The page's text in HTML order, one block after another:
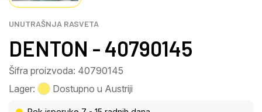
UNUTRAŠNJA RASVETA
DENTON - 40790145
Šifra proizvoda: 40790145
Lager:
Dostupno u Austriji